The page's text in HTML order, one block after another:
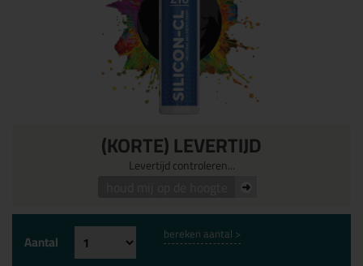
(KORTE) LEVERTIJD
Levertijd controleren...
Aantal bereken aantal >